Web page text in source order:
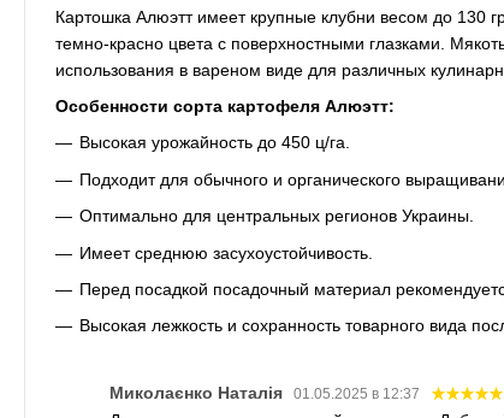
Картошка Алюэтт имеет крупные клубни весом до 130
темно-красно цвета с поверхностными глазками.
использования в вареном виде для различных
Особенности сорта картофеля Алюэтт:
Высокая урожайность до 450 ц/га.
Подходит для обычного и органического
Оптимально для центральных регионов Украины.
Имеет среднюю засухоустойчивость.
Перед посадкой посадочный материал
Высокая лежкость и сохранность товарного вида
Миколаєнко Наталія 01.05.2025 в 12:37